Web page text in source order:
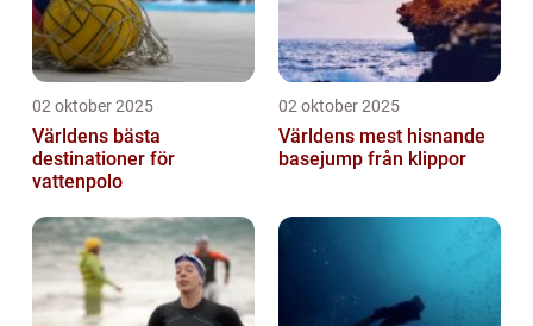
02 oktober 2025
Världens bästa
destinationer för
vattenpolo
02 oktober 2025
Världens mest hisnande
basejump från klippor